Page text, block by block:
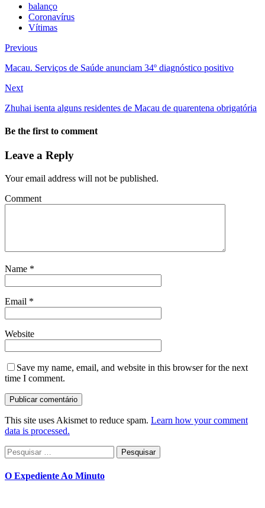
balanço
Coronavírus
Vítimas
Previous
Macau. Serviços de Saúde anunciam 34º diagnóstico positivo
Next
Zhuhai isenta alguns residentes de Macau de quarentena obrigatória
Be the first to comment
Leave a Reply
Your email address will not be published.
Comment
Name *
Email *
Website
Save my name, email, and website in this browser for the next
time I comment.
This site uses Akismet to reduce spam. Learn how your comment
data is processed.
Pesquisar
por:
O Expediente Ao Minuto